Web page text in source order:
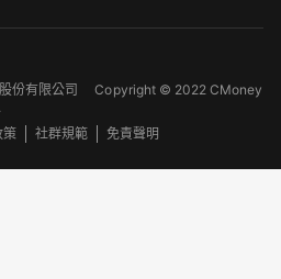
股份有限公司Copyright © 2022 CMoney
策 社群規範 免責聲明